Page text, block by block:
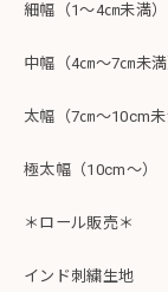
細幅（1～4㎝未満）
中幅（4㎝～7㎝未満
太幅（7㎝～10cm未
極太幅（10cm～）
＊ロール販売＊
インド刺繍生地